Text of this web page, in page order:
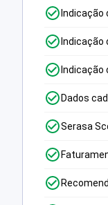
Indicação
Dados
Serasa